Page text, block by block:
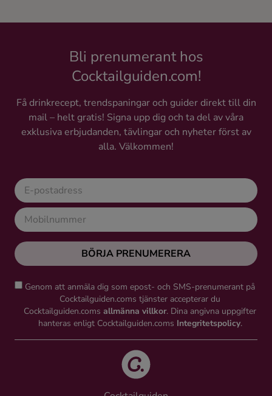
Bli prenumerant hos
Cocktailguiden.com!
Få drinkrecept, trendspaningar och guider direkt till din
mail – helt gratis! Signa upp dig och ta del av våra
exklusiva erbjudanden, tävlingar och nyheter först av
alla. Välkommen!
BÖRJA PRENUMERERA
Genom att anmäla dig som epost- och SMS-prenumerant på
Cocktailguiden.coms tjänster accepterar du
Cocktailguiden.coms allmänna villkor. Dina angivna uppgifter
hanteras enligt Cocktailguiden.coms Integritetspolicy.